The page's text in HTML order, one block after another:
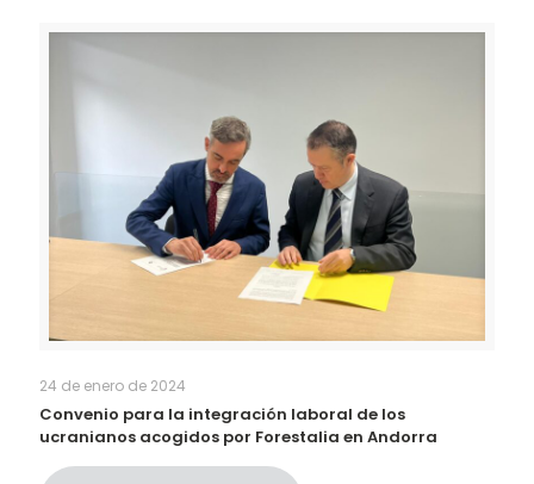
24 de enero de 2024
Convenio para la integración laboral de los
ucranianos acogidos por Forestalia en Andorra